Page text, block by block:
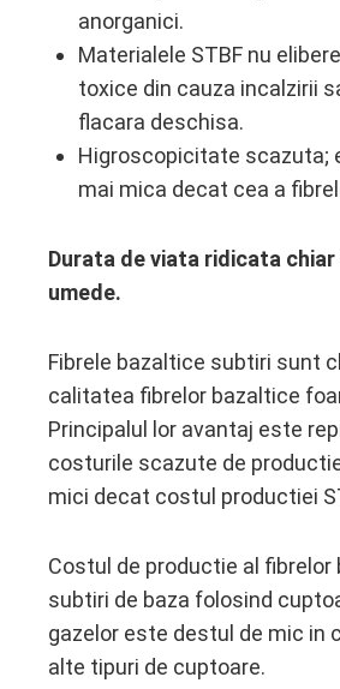
anorganici.
Materialele STBF nu
toxice din cauza incalzirii
flacara deschisa.
Higroscopicitate scazuta;
mai mica decat cea a
Durata de viata ridicata chiar
umede.
Fibrele bazaltice subtiri sunt
calitatea fibrelor bazaltice
Principalul lor avantaj este
costurile scazute de
mici decat costul productiei
Costul de productie al fibrelor
subtiri de baza folosind
gazelor este destul de mic in
alte tipuri de cuptoare.